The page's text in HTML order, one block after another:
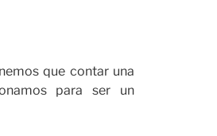
que contar una
para ser un